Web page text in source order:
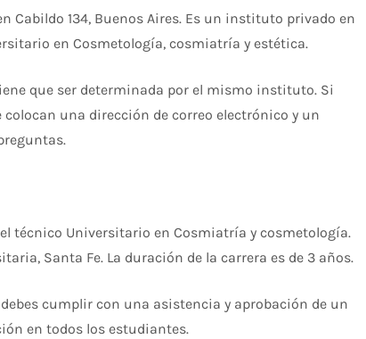
Cabildo 134, Buenos Aires. Es un instituto privado en
en Cosmetología, cosmiatría y estética.
que ser determinada por el mismo instituto. Si
una dirección de correo electrónico y un
técnico Universitario en Cosmiatría y cosmetología.
Santa Fe. La duración de la carrera es de 3 años.
cumplir con una asistencia y aprobación de un
en todos los estudiantes.